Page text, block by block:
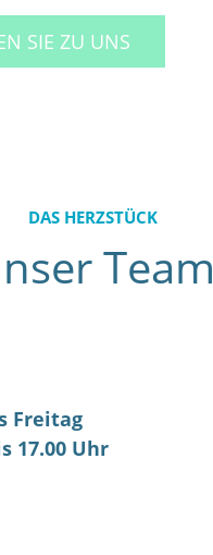
SIE ZU UNS
DAS HERZSTÜCK
Team
Freitag
17.00 Uhr